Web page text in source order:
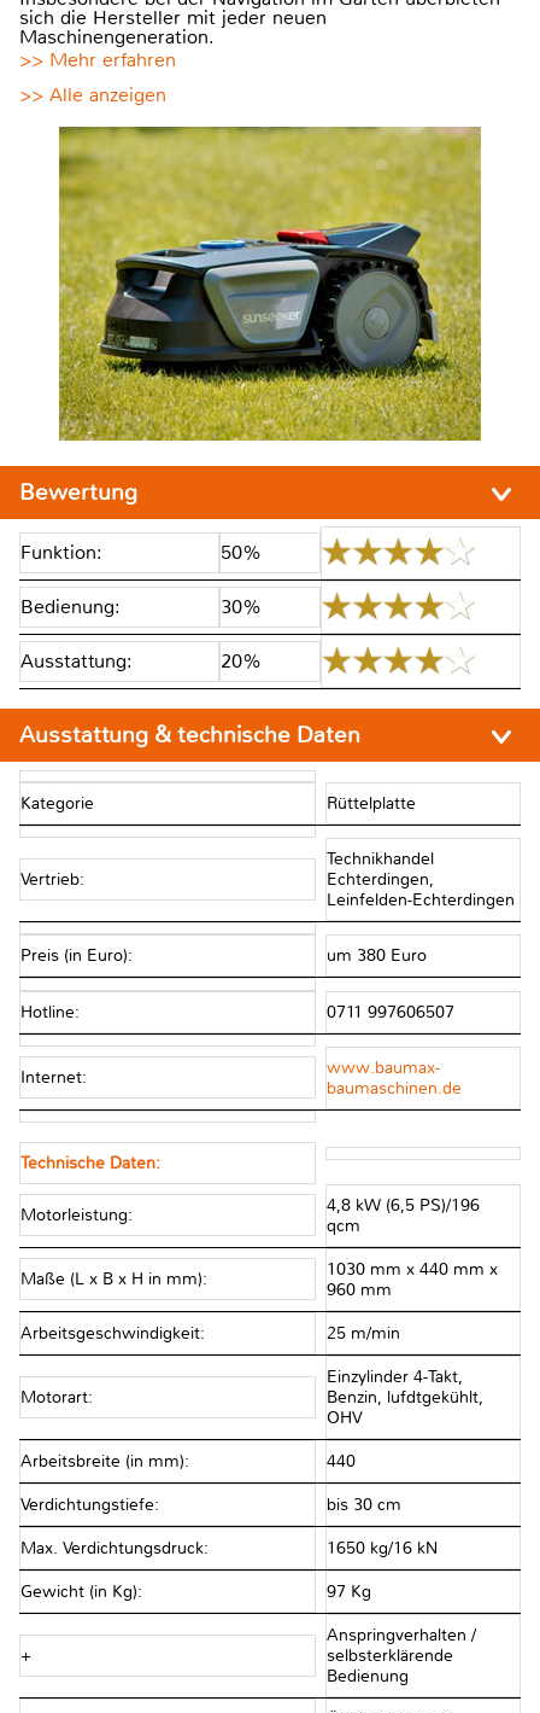
sich die Hersteller mit jeder neuen
Maschinengeneration.
>> Mehr erfahren
>> Alle anzeigen
Bewertung
Funktion: 50%
Bedienung: 30%
Ausstattung: 20%
Ausstattung & technische Daten
Kategorie Rüttelplatte
Vertrieb:
Technikhandel
Echterdingen,
Leinfelden-Echterdingen
Preis (in Euro): um 380 Euro
Hotline: 0711 997606507
Internet:
www.baumax-
baumaschinen.de
Technische Daten:
Motorleistung:
4,8 kW (6,5 PS)/196
qcm
Maße (L x B x H in mm):
1030 mm x 440 mm x
960 mm
Arbeitsgeschwindigkeit: 25 m/min
Motorart:
Einzylinder 4-Takt,
Benzin, lufdtgekühlt,
OHV
Arbeitsbreite (in mm): 440
Verdichtungstiefe: bis 30 cm
Max. Verdichtungsdruck: 1650 kg/16 kN
Gewicht (in Kg): 97 Kg
+
Anspringverhalten /
selbsterklärende
Bedienung